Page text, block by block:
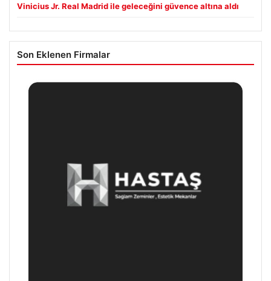
Vinicius Jr. Real Madrid ile geleceğini güvence altına aldı
Son Eklenen Firmalar